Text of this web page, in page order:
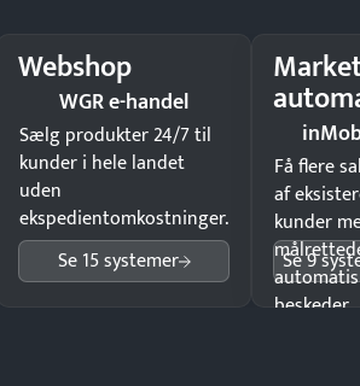
Webshop
WGR e-handel
Sælg produkter 24/7 til
kunder i hele landet
uden
ekspedientomkostninger.
Se 15 systemer
Få flere
af
kunder
beskeder.
Se 9